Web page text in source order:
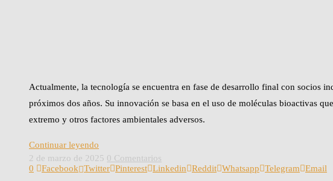
Actualmente, la tecnología se encuentra en fase de desarrollo final con socios
próximos dos años. Su innovación se basa en el uso de moléculas bioactivas
extremo y otros factores ambientales adversos.
Continuar leyendo
2 de marzo de 2025 0 Comentarios
0
Facebook Twitter Pinterest Linkedin Reddit Whatsapp Telegram Email